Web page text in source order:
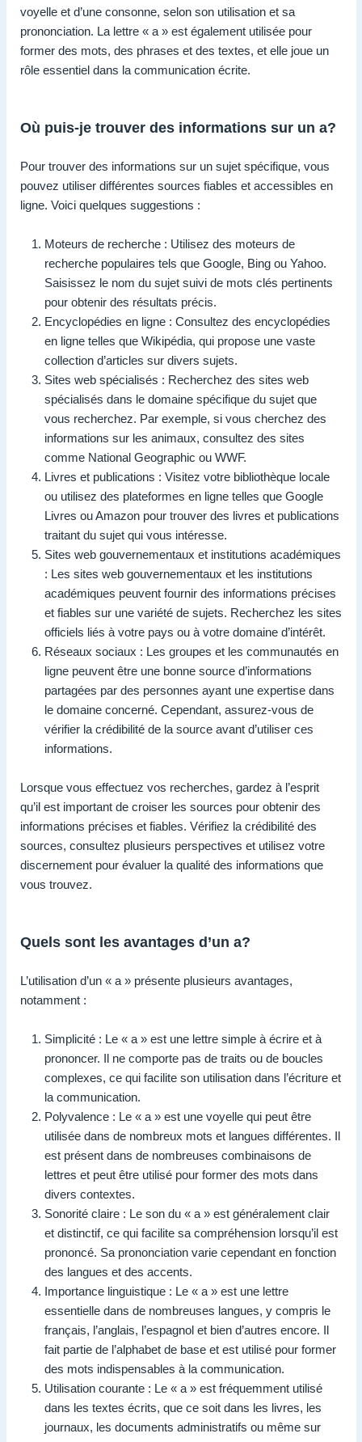
voyelle et d’une consonne, selon son utilisation et sa
prononciation. La lettre « a » est également utilisée pour
former des mots, des phrases et des textes, et elle joue un
rôle essentiel dans la communication écrite.
Où puis-je trouver des informations sur un a?
Pour trouver des informations sur un sujet spécifique, vous
pouvez utiliser différentes sources fiables et accessibles en
ligne. Voici quelques suggestions :
Moteurs de recherche : Utilisez des moteurs de
recherche populaires tels que Google, Bing ou Yahoo.
Saisissez le nom du sujet suivi de mots clés pertinents
pour obtenir des résultats précis.
Encyclopédies en ligne : Consultez des encyclopédies
en ligne telles que Wikipédia, qui propose une vaste
collection d’articles sur divers sujets.
Sites web spécialisés : Recherchez des sites web
spécialisés dans le domaine spécifique du sujet que
vous recherchez. Par exemple, si vous cherchez des
informations sur les animaux, consultez des sites
comme National Geographic ou WWF.
Livres et publications : Visitez votre bibliothèque locale
ou utilisez des plateformes en ligne telles que Google
Livres ou Amazon pour trouver des livres et publications
traitant du sujet qui vous intéresse.
Sites web gouvernementaux et institutions académiques
: Les sites web gouvernementaux et les institutions
académiques peuvent fournir des informations précises
et fiables sur une variété de sujets. Recherchez les sites
officiels liés à votre pays ou à votre domaine d’intérêt.
Réseaux sociaux : Les groupes et les communautés en
ligne peuvent être une bonne source d’informations
partagées par des personnes ayant une expertise dans
le domaine concerné. Cependant, assurez-vous de
vérifier la crédibilité de la source avant d’utiliser ces
informations.
Lorsque vous effectuez vos recherches, gardez à l’esprit
qu’il est important de croiser les sources pour obtenir des
informations précises et fiables. Vérifiez la crédibilité des
sources, consultez plusieurs perspectives et utilisez votre
discernement pour évaluer la qualité des informations que
vous trouvez.
Quels sont les avantages d’un a?
L’utilisation d’un « a » présente plusieurs avantages,
notamment :
Simplicité : Le « a » est une lettre simple à écrire et à
prononcer. Il ne comporte pas de traits ou de boucles
complexes, ce qui facilite son utilisation dans l’écriture et
la communication.
Polyvalence : Le « a » est une voyelle qui peut être
utilisée dans de nombreux mots et langues différentes. Il
est présent dans de nombreuses combinaisons de
lettres et peut être utilisé pour former des mots dans
divers contextes.
Sonorité claire : Le son du « a » est généralement clair
et distinctif, ce qui facilite sa compréhension lorsqu’il est
prononcé. Sa prononciation varie cependant en fonction
des langues et des accents.
Importance linguistique : Le « a » est une lettre
essentielle dans de nombreuses langues, y compris le
français, l’anglais, l’espagnol et bien d’autres encore. Il
fait partie de l’alphabet de base et est utilisé pour former
des mots indispensables à la communication.
Utilisation courante : Le « a » est fréquemment utilisé
dans les textes écrits, que ce soit dans les livres, les
journaux, les documents administratifs ou même sur